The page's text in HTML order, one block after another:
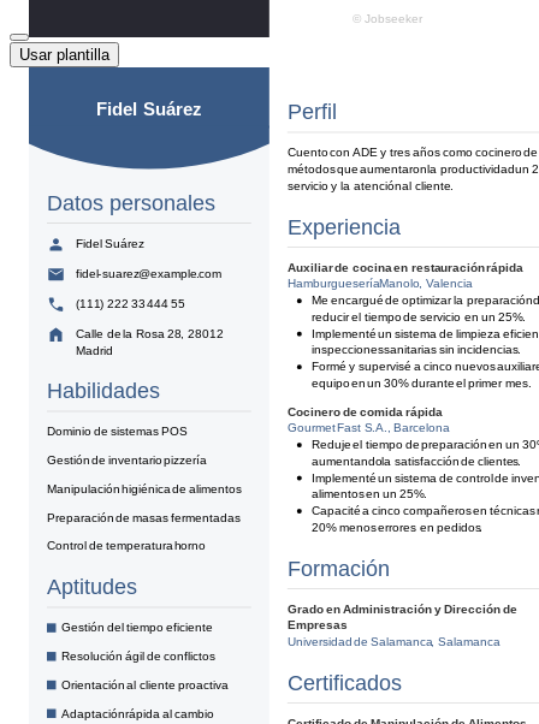
Usar plantilla